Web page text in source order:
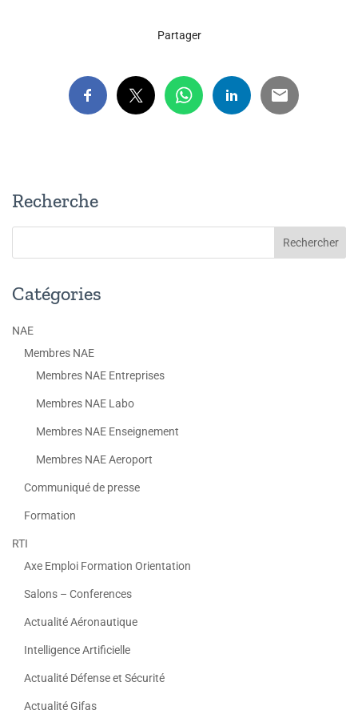
Partager
Recherche
Catégories
NAE
Membres NAE
Membres NAE Entreprises
Membres NAE Labo
Membres NAE Enseignement
Membres NAE Aeroport
Communiqué de presse
Formation
RTI
Axe Emploi Formation Orientation
Salons – Conferences
Actualité Aéronautique
Intelligence Artificielle
Actualité Défense et Sécurité
Actualité Gifas